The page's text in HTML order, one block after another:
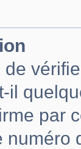
de
il
par
numéro